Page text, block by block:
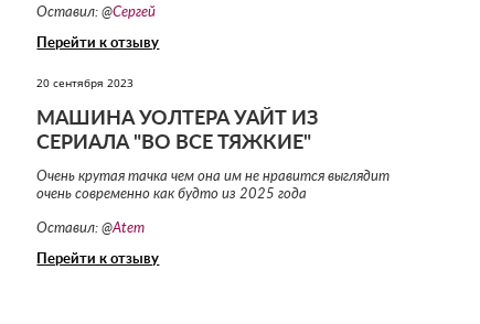
Оставил: @Сергей
Перейти к отзыву
20 сентября 2023
МАШИНА УОЛТЕРА УАЙТ ИЗ
СЕРИАЛА "ВО ВСЕ ТЯЖКИЕ"
Очень крутая тачка чем она им не нравится выглядит
очень современно как будто из 2025 года
Оставил: @Atem
Перейти к отзыву